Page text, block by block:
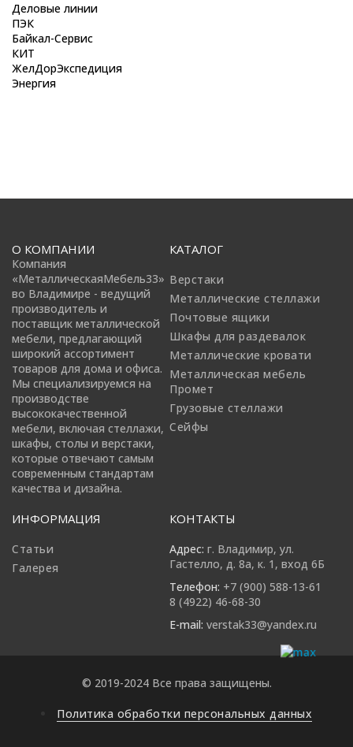
Деловые линии
ПЭК
Байкал-Сервис
КИТ
ЖелДорЭкспедиция
Энергия
О КОМПАНИИ
Компания
«МеталлическаяМебель33»
во Владимире - ведущий
производитель и
поставщик металлической
мебели, предлагающий
широкий ассортимент
товаров для дома и офиса.
Мы специализируемся на
производстве
высококачественной
мебели, включая стеллажи,
шкафы, столы и верстаки,
которые отвечают самым
современным стандартам
качества и дизайна.
КАТАЛОГ
Верстаки
Металлические стеллажи
Почтовые ящики
Шкафы для раздевалок
Металлические кровати
Металлическая мебель
Промет
Грузовые стеллажи
Сейфы
ИНФОРМАЦИЯ
Статьи
Галерея
КОНТАКТЫ
Адрес: г. Владимир, ул.
Гастелло, д. 8а, к. 1, вход 6Б
Телефон: +7 (900) 588-13-61
8 (4922) 46-68-30
E-mail: verstak33@yandex.ru
© 2019-2024 Все права защищены.
Политика обработки персональных данных